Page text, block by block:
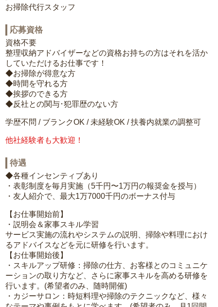
お掃除代行スタッフ
応募資格
資格不要
整理収納アドバイザーなどの資格お持ちの方はそれを活か
していただけるお仕事です！
◆お掃除が得意な方
◆時間を守れる方
◆挨拶のできる方
◆反社との関与･犯罪歴のない方
学歴不問 / ブランクOK / 未経験OK / 扶養内就業の調整可
他社経験者も大歓迎！
待遇
◆各種インセンティブあり
・表彰制度を毎月実施（5千円〜1万円の報奨金を授与）
・友人紹介で、最大1万7000千円のボーナス付与
【お仕事開始前】
・説明会＆家事スキル学習
サービス実施の流れやシステムの説明、掃除や料理におけ
るアドバイスなどを元に研修を行います。
【お仕事開始後】
・スキルアップ研修：掃除の仕方、お客様とのコミュニケ
ーションの取り方など、さらに家事スキルを高める研修を
行います。(希望者のみ、随時開催)
・カジーサロン：時短料理や掃除のテクニックなど、様々